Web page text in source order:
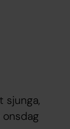
sjunga,